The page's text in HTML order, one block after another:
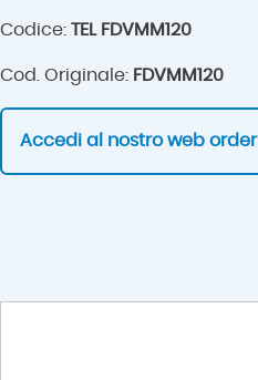
Codice: TEL FDVMM120
Cod. Originale: FDVMM120
Accedi al nostro web order